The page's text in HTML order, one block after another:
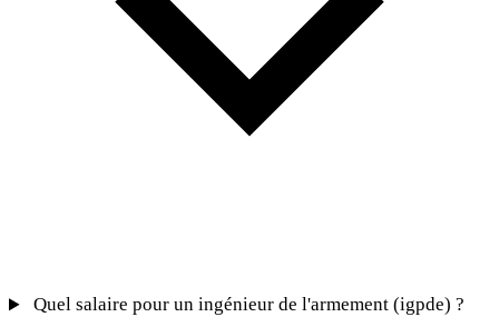
Quel salaire pour un ingénieur de l'armement (igpde) ?